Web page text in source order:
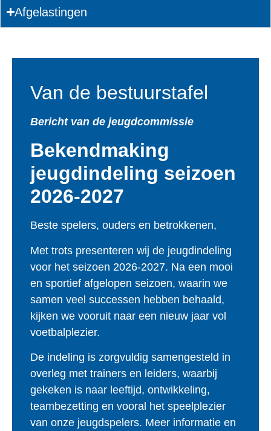
Afgelastingen
Van de bestuurstafel
Bericht van de jeugdcommissie
Bekendmaking
jeugdindeling seizoen
2026-2027
Beste spelers, ouders en betrokkenen,
Met trots presenteren wij de jeugdindeling
voor het seizoen 2026-2027. Na een mooi
en sportief afgelopen seizoen, waarin we
samen veel successen hebben behaald,
kijken we vooruit naar een nieuw jaar vol
voetbalplezier.
De indeling is zorgvuldig samengesteld in
overleg met trainers en leiders, waarbij
gekeken is naar leeftijd, ontwikkeling,
teambezetting en vooral het speelplezier
van onze jeugdspelers. Meer informatie en